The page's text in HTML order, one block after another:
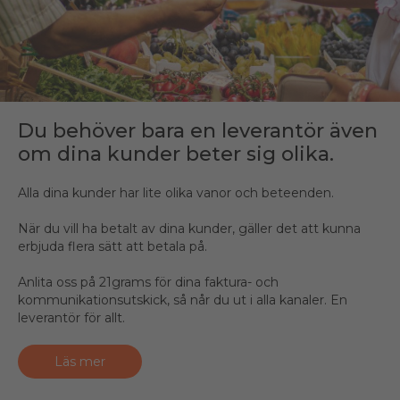
Du behöver bara en leverantör även
om dina kunder beter sig olika.
Alla dina kunder har lite olika vanor och beteenden.
När du vill ha betalt av dina kunder, gäller det att kunna
erbjuda flera sätt att betala på.
Anlita oss på 21grams för dina faktura- och
kommunikationsutskick, så når du ut i alla kanaler. En
leverantör för allt.
Läs mer